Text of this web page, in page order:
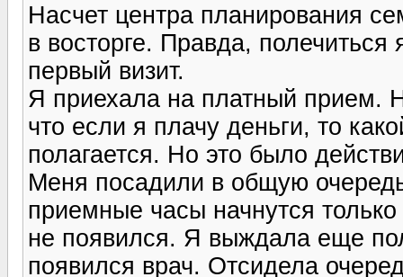
Насчет центра планирования
в восторге. Правда,
первый визит.
Я приехала на платный прием.
что если я плачу деньги, то
полагается. Но это было
Меня посадили в общую
приемные часы начнутся
не появился. Я выждала еще
появился врач. Отсидела